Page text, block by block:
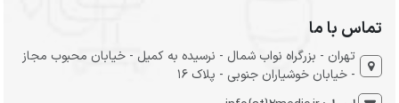
تماس با ما
تهران - بزرگراه نواب شمال - نرسیده به کمیل - خیابان محبوب مجاز
- خیابان خوشیاران جنوبی - پلاک 16